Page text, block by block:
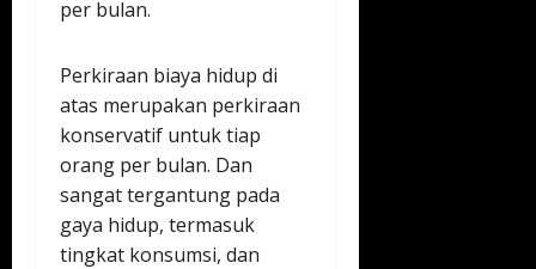
per bulan.
Perkiraan biaya hidup di
atas merupakan perkiraan
konservatif untuk tiap
orang per bulan. Dan
sangat tergantung pada
gaya hidup, termasuk
tingkat konsumsi, dan